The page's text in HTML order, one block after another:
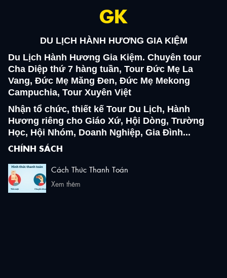
GK
DU LỊCH HÀNH HƯƠNG GIA KIỆM
Du Lịch Hành Hương Gia Kiệm. Chuyên tour
Cha Diệp thứ 7 hàng tuần, Tour Đức Mẹ La
Vang, Đức Mẹ Măng Đen, Đức Mẹ Mekong
Campuchia, Tour Xuyên Việt
Nhận tổ chức, thiết kế Tour Du Lịch, Hành
Hương riêng cho Giáo Xứ, Hội Dòng, Trường
Học, Hội Nhóm, Doanh Nghiệp, Gia Đình...
CHÍNH SÁCH
Cách Thức Thanh Toán
Xem thêm